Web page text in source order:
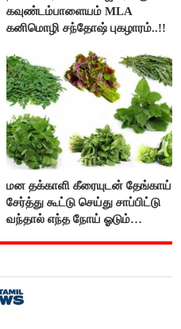
கவுண்டம்பாளையம் MLA
கனிமொழி சந்தோஷ் புகழாரம்..!!
மன தக்காளி கீரையுடன் தேங்காய்
சேர்த்து கூட்டு செய்து சாப்பிட்டு
வந்தால் எந்த நோய் ஓடும்